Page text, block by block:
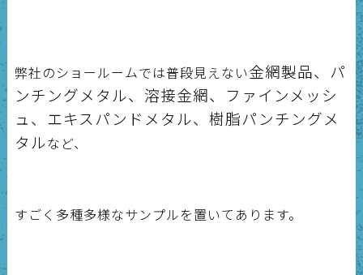
弊社のショールームでは普段見えない金網製品、パ
ンチングメタル、溶接金網、ファインメッシ
ュ、エキスパンドメタル、樹脂パンチングメ
タルなど、
すごく多種多様なサンプルを置いてあります。